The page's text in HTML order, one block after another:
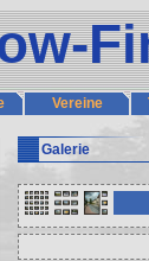
Vereine
Galerie